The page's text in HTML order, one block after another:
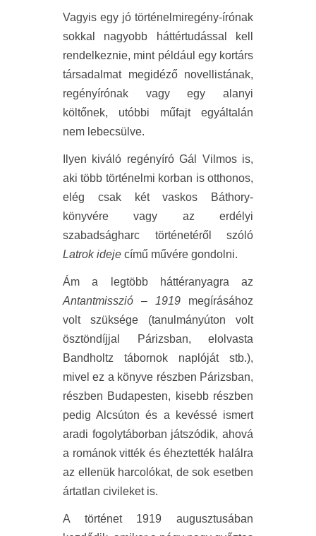
Vagyis egy jó történelmiregény-írónak
sokkal nagyobb háttértudással kell
rendelkeznie, mint például egy kortárs
társadalmat megidéző novellistának,
regényírónak vagy egy alanyi
költőnek, utóbbi műfajt egyáltalán
nem lebecsülve.
Ilyen kiváló regényíró Gál Vilmos is,
aki több történelmi korban is otthonos,
elég csak két vaskos Báthory-
könyvére vagy az erdélyi
szabadságharc történetéről szóló
Latrok ideje című művére gondolni.
Ám a legtöbb háttéranyagra az
Antantmisszió – 1919 megírásához
volt szüksége (tanulmányúton volt
ösztöndíjjal Párizsban, elolvasta
Bandholtz tábornok naplóját stb.),
mivel ez a könyve részben Párizsban,
részben Budapesten, kisebb részben
pedig Alcsúton és a kevéssé ismert
aradi fogolytáborban játszódik, ahová
a románok vitték és éheztették halálra
az ellenük harcolókat, de sok esetben
ártatlan civileket is.
A történet 1919 augusztusában